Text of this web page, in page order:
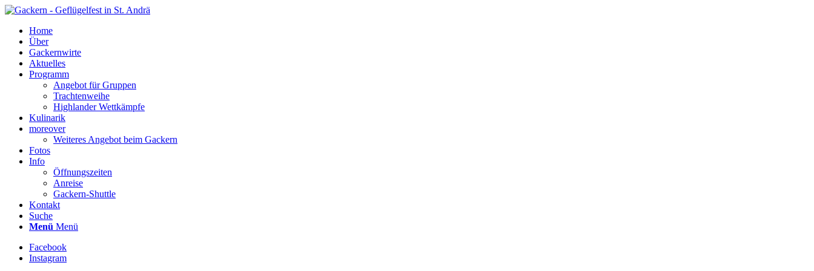
Home
Über
Gackernwirte
Aktuelles
Programm
Angebot für Gruppen
Trachtenweihe
Highlander Wettkämpfe
Kulinarik
moreover
Weiteres Angebot beim Gackern
Fotos
Info
Öffnungszeiten
Anreise
Gackern-Shuttle
Kontakt
Suche
Menü Menü
Facebook
Instagram